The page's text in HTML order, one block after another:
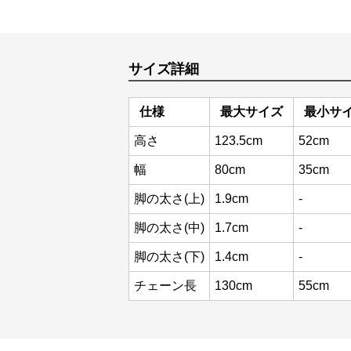
サイズ詳細
仕様 最大サイズ 最小サ
高さ 123.5cm 52cm
幅 80cm 35cm
脚の太さ(上) 1.9cm -
脚の太さ(中) 1.7cm -
脚の太さ(下) 1.4cm -
チェーン長 130cm 55cm